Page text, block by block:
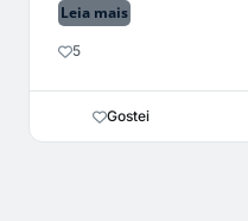
Leia mais
5
Gostei